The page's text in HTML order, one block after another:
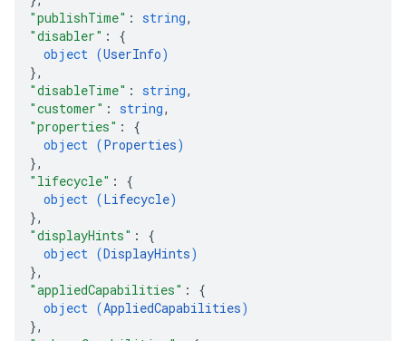
"publishTime" : string,
"disabler" : {
object (UserInfo)
},
"disableTime" : string,
"customer" : string,
"properties" : {
object (Properties)
},
"lifecycle" : {
object (Lifecycle)
},
"displayHints" : {
object (DisplayHints)
},
"appliedCapabilities" : {
object (AppliedCapabilities)
},